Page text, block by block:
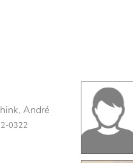
André
0322